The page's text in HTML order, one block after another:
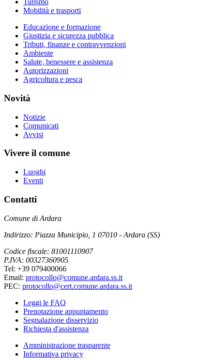
Turismo
Mobilità e trasporti
Educazione e formazione
Giustizia e sicurezza pubblica
Tributi, finanze e contravvenzioni
Ambiente
Salute, benessere e assistenza
Autorizzazioni
Agricoltura e pesca
Novità
Notizie
Comunicati
Avvisi
Vivere il comune
Luoghi
Eventi
Contatti
Comune di Ardara
Indirizzo: Piazza Municipio, 1 07010 - Ardara (SS)
Codice fiscale: 81001110907
P.IVA: 00327360905
Tel: +39 079400066
Email: protocollo@comune.ardara.ss.it
PEC: protocollo@cert.comune.ardara.ss.it
Leggi le FAQ
Prenotazione appuntamento
Segnalazione disservizio
Richiesta d'assistenza
Amministrazione trasparente
Informativa privacy